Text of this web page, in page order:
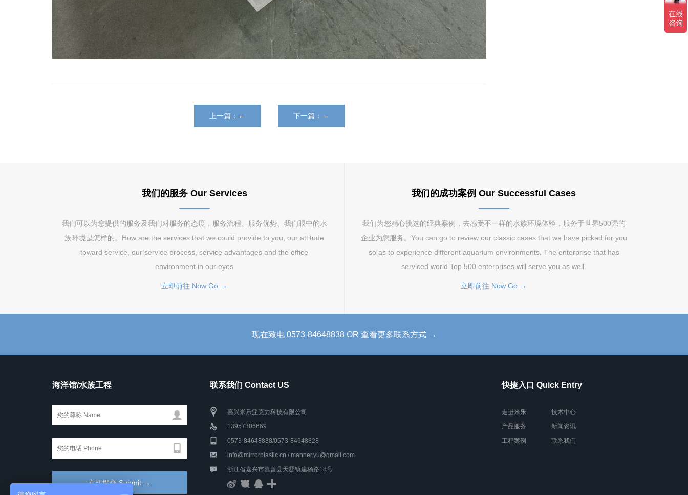
上一篇：← 下一篇：→
我们的服务 Our Services
我们可以为您提供的服务及我们对服务的态度，服务流程、服务优势、我们眼中的水
族环境是怎样的。How are the services that we could provide to you, our attitude
toward service, our service process, service advantages and the office
environment in our eyes
立即前往 Now Go →
我们的成功案例 Our Successful Cases
我们为您精心挑选的经典案例，去感受不一样的水族环境体验，服务于世界500强的
企业为您服务。You can go to review our classic cases that we have picked for you
so as to experience different aquarium environments. The enterprise that has
serviced world Top 500 enterprises will serve you as well.
立即前往 Now Go →
现在致电 0573-84648838 OR 查看更多联系方式 →
海洋馆/水族工程 联系我们 Contact US
嘉兴米乐亚克力科技有限公司
13957306669
0573-84648838/0573-84648828
info@mirrorplastic.cn / manner.yu@gmail.com
浙江省嘉兴市嘉善县天凝镇建杨路18号
快捷入口 Quick Entry
走进米乐
产品服务
工程案例
技术中心
新闻资讯
联系我们